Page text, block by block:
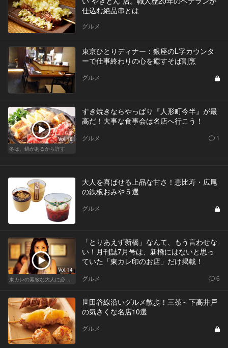
仕込む絶品串とは
グルメ
東京ひとりディナー：銀座のL字カウンタ
ーで仕事終わりの心を癒すそば割烹
グルメ
Vol.18
冬は、鍋があるから許す
すき焼きならやっぱり『人形町今半』が最
高だ！大事な食事会は名店へ行こう！
グルメ 1
大人を喜ばせる上品な甘さ！恵比寿・広尾
の鉄板おみや５選
グルメ
Vol.14
東カレの素敵な大人に必要なこと
「とりあえず新橋」なんて、もう言わせな
い！月刊誌7月号は、新橋にはないと思っ
ていた「東カレ印のお店」だけ掲載！
グルメ 6
世田谷線沿いグルメ散歩！三茶～下高井戸
の気さくな名店10選
グルメ